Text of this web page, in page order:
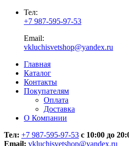
Тел:
+7 987-595-97-53
Email:
vkluchisvetshop@yandex.ru
Главная
Каталог
Контакты
Покупателям
Оплата
Доставка
О Компании
Тел: +7 987-595-97-53 с 10:00 до
Email: vkluchisvetshop@yandex.ru